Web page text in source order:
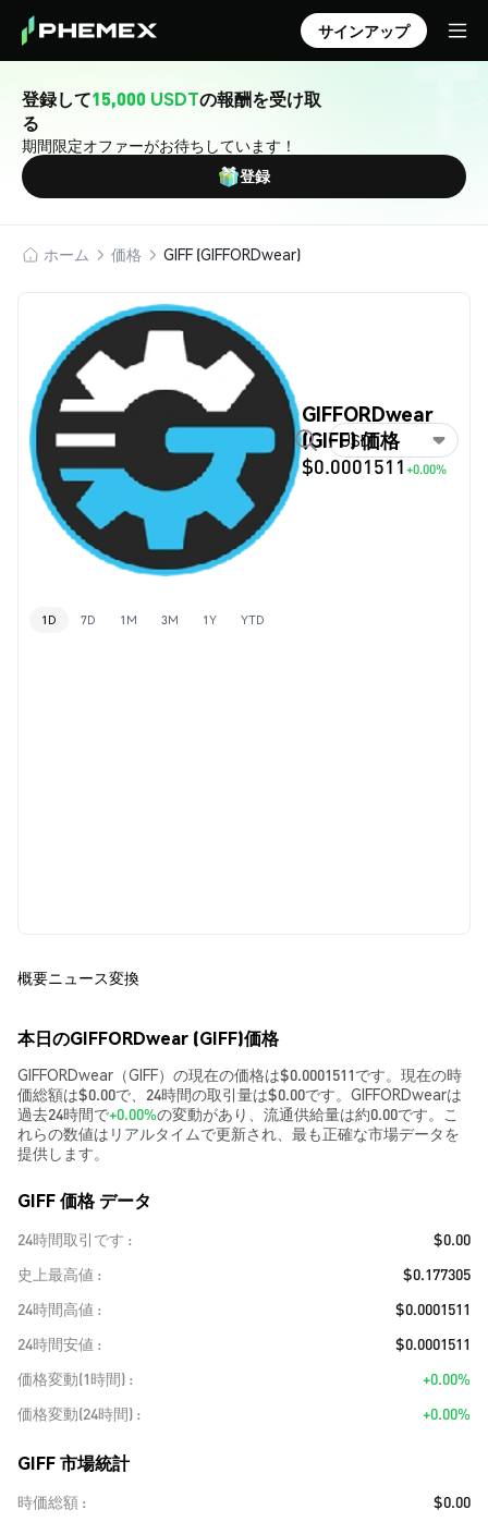
サインアップ
登録して15,000 USDTの報酬を受け取
る
期間限定オファーがお待ちしています！
登録
ホーム 価格 GIFF (GIFFORDwear)
GIFFORDwear
(GIFF) 価格
$0.0001511+0.00%
USD
1D 7D 1M 3M 1Y YTD
概要ニュース変換
本日のGIFFORDwear (GIFF)価格
GIFFORDwear（GIFF）の現在の価格は$0.0001511です。現在の時
価総額は$0.00で、24時間の取引量は$0.00です。GIFFORDwearは
過去24時間で+0.00%の変動があり、流通供給量は約0.00です。こ
れらの数値はリアルタイムで更新され、最も正確な市場データを
提供します。
GIFF 価格 データ
24時間取引です
$0.00
史上最高値
$0.177305
24時間高値
$0.0001511
24時間安値
$0.0001511
価格変動(1時間)
+0.00%
価格変動(24時間)
+0.00%
GIFF 市場統計
時価総額
$0.00